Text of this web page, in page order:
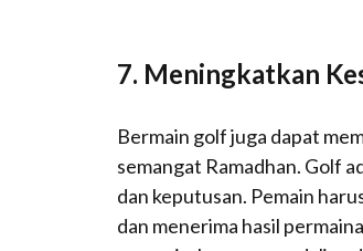
7. Meningkatkan
Bermain golf juga dapat
semangat Ramadhan. Golf
dan keputusan. Pemain
dan menerima hasil